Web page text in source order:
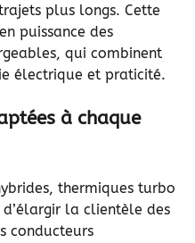
plus longs. Cette
puissance des
qui combinent
électrique et praticité.
à chaque
thermiques turbo
la clientèle des
conducteurs